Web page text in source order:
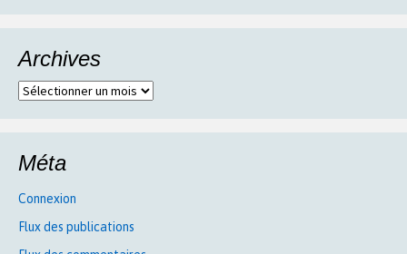
Archives
Archives
Méta
Connexion
Flux des publications